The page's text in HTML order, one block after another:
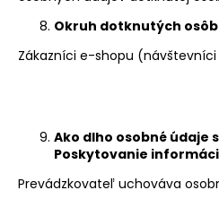
Okruh dotknutých
Zákazníci e-shopu
Ako dlho osobné údaje
Poskytovanie
Prevádzkovateľ uchováva